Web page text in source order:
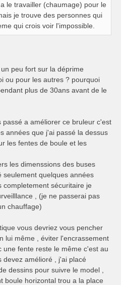
le travailler (chaumage) pour le
je trouve des personnes qui
qui crois voir l'impossible.
peu fort sur la déprime
ou pour les autres ? pourquoi
plus de 30ans avant de le
a améliorer ce bruleur c'est
années que j'ai passé la dessus
les fentes de boule et les
les dimenssions des buses
seulement quelques années
sécuritaire je
, (je ne passerai pas
chauffage)
vous devriez vous pencher
lui même , éviter l'encrassement
une fente reste le même c'est au
devez amélioré , j'ai placé
dessins pour suivre le model ,
boule horizontal trou a la place